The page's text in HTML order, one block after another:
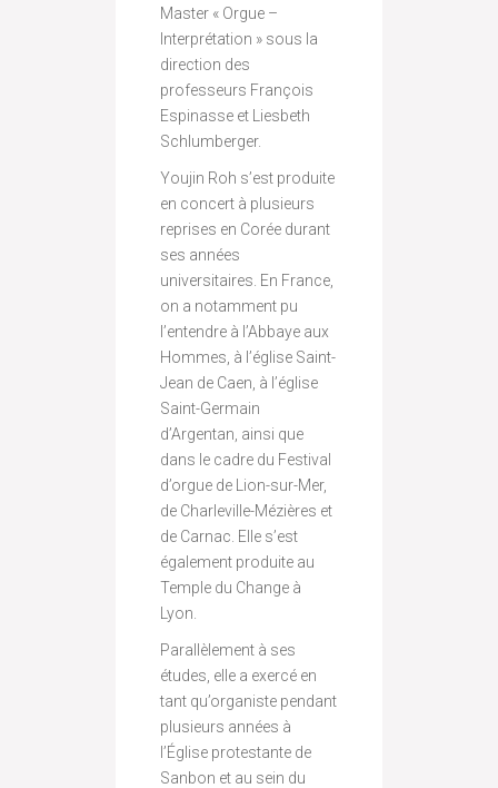
Master « Orgue –
Interprétation » sous la
direction des
professeurs François
Espinasse et Liesbeth
Schlumberger.
Youjin Roh s’est produite
en concert à plusieurs
reprises en Corée durant
ses années
universitaires. En France,
on a notamment pu
l’entendre à l’Abbaye aux
Hommes, à l’église Saint-
Jean de Caen, à l’église
Saint-Germain
d’Argentan, ainsi que
dans le cadre du Festival
d’orgue de Lion-sur-Mer,
de Charleville-Mézières et
de Carnac. Elle s’est
également produite au
Temple du Change à
Lyon.
Parallèlement à ses
études, elle a exercé en
tant qu’organiste pendant
plusieurs années à
l’Église protestante de
Sanbon et au sein du